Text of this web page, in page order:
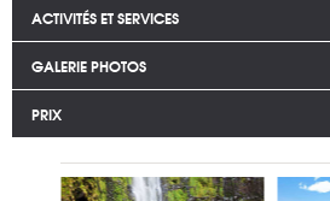
ACTIVITÉS ET SERVICES
GALERIE PHOTOS
PRIX